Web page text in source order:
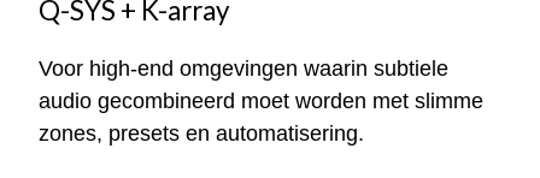
Q-SYS + K-array
Voor high-end omgevingen waarin subtiele
audio gecombineerd moet worden met slimme
zones, presets en automatisering.